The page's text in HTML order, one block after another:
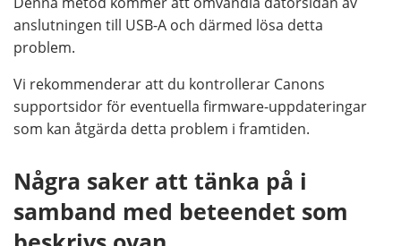
anslutningen till USB-A och därmed lösa detta
problem.
Vi rekommenderar att du kontrollerar Canons
supportsidor för eventuella firmware-uppdateringar
som kan åtgärda detta problem i framtiden.
Några saker att tänka på i
samband med beteendet som